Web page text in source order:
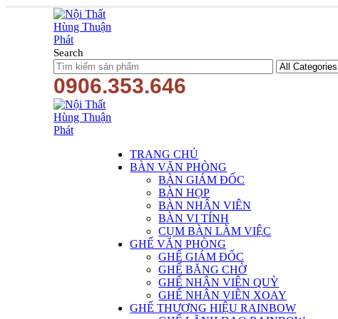
Search
0906.353.646
TRANG CHỦ
BÀN VĂN PHÒNG
BÀN GIÁM ĐỐC
BÀN HỌP
BÀN NHÂN VIÊN
BÀN VI TÍNH
CỤM BÀN LÀM VIỆC
GHẾ VĂN PHÒNG
GHẾ GIÁM ĐỐC
GHẾ BĂNG CHỜ
GHẾ NHÂN VIÊN QUỲ
GHẾ NHÂN VIÊN XOAY
GHẾ THƯƠNG HIỆU RAINBOW